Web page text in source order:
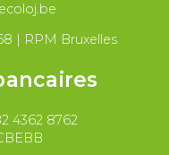
| RPM Bruxelles
4362 8762